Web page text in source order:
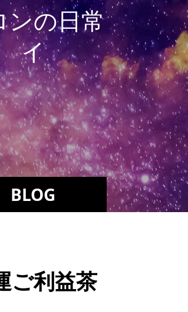
BLOG
ンの日常
トの様子
ご利益茶